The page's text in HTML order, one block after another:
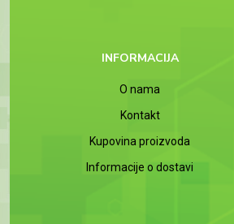
INFORMACIJA
O nama
Kontakt
Kupovina proizvoda
Informacije o dostavi